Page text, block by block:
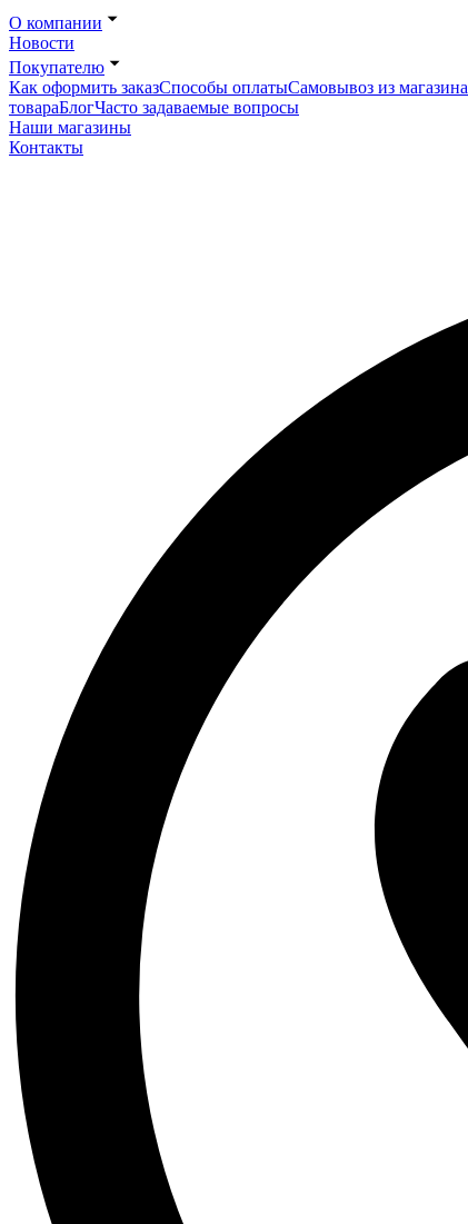
О компании
Новости
Покупателю
Как оформить заказСпособы оплатыСамовывоз из магазина
товараБлогЧасто задаваемые вопросы
Наши магазины
Контакты